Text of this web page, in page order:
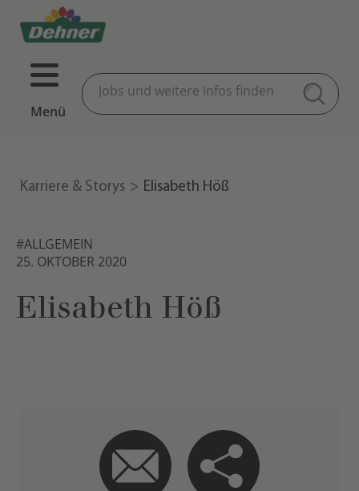
Menü
Karriere & Storys Elisabeth Höß
#ALLGEMEIN
25. OKTOBER 2020
Elisabeth Höß